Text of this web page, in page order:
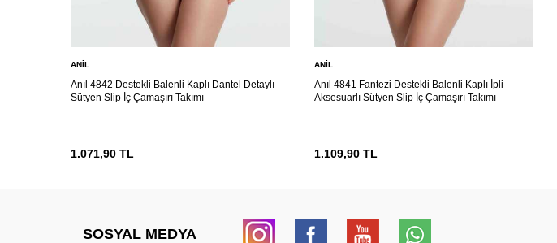
ANIL
Anıl 4842 Destekli Balenli Kaplı Dantel Detaylı
Sütyen Slip İç Çamaşırı Takımı
1.071,90 TL
ANIL
Anıl 4841 Fantezi Destekli Balenli Kaplı İpli
Aksesuarlı Sütyen Slip İç Çamaşırı Takımı
1.109,90 TL
SOSYAL MEDYA